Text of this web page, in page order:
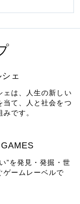
ェ
ェは、人生の新しい
当て、人と社会をつ
です。
”を発見・発掘・世
ゲームレーベルで